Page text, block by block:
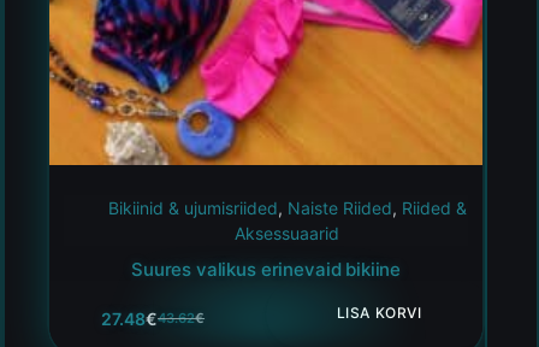
Bikiinid & ujumisriided, Naiste Riided, Riided &
Aksessuaarid
Suures valikus erinevaid bikiine
43.62€
27.48€ LISA KORVI